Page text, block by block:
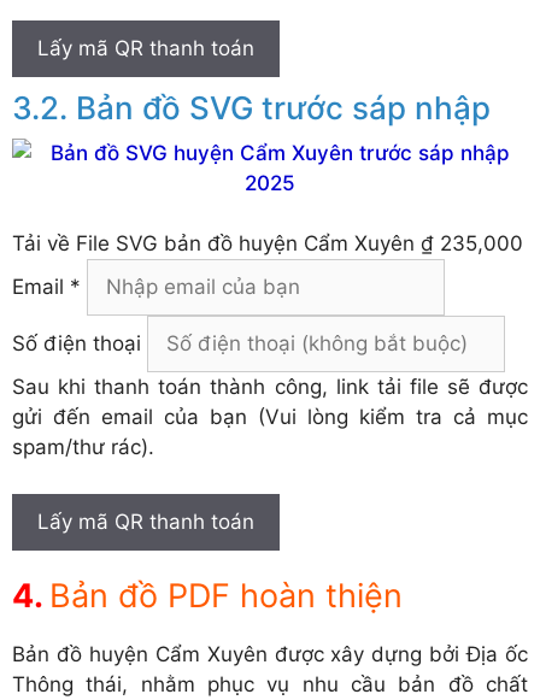
Lấy mã QR thanh toán
Bản đồ SVG trước sáp nhập
Tải về File SVG bản đồ huyện Cẩm Xuyên ₫ 235,000
Email *
Số điện thoại
Sau khi thanh toán thành công, link tải file sẽ được
gửi đến email của bạn (Vui lòng kiểm tra cả mục
spam/thư rác).
Lấy mã QR thanh toán
Bản đồ PDF hoàn thiện
Bản đồ huyện Cẩm Xuyên được xây dựng bởi Địa ốc
Thông thái, nhằm phục vụ nhu cầu bản đồ chất